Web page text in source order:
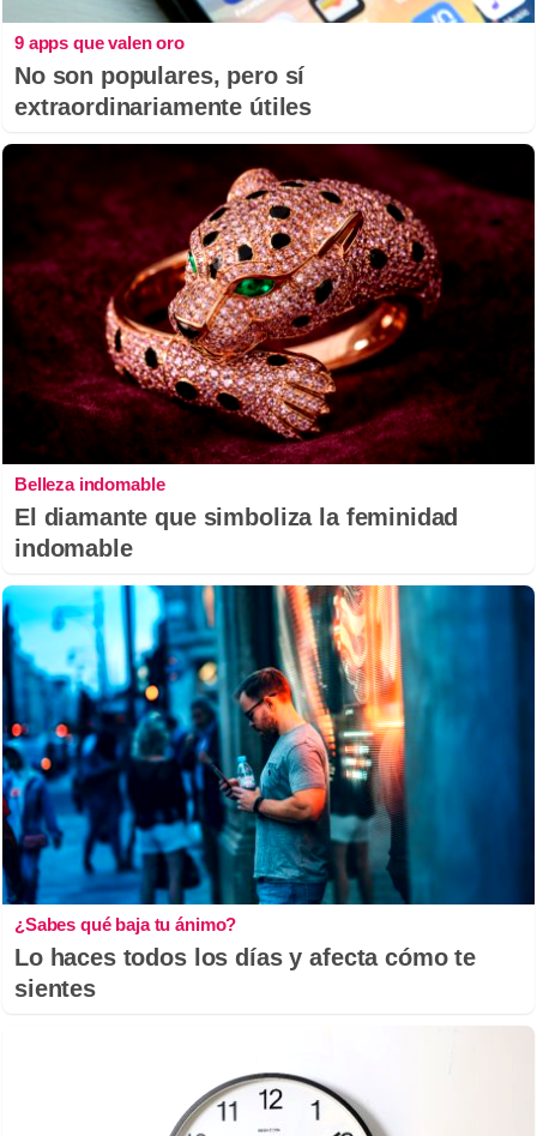
9 apps que valen oro
No son populares, pero sí
extraordinariamente útiles
Belleza indomable
El diamante que simboliza la feminidad
indomable
¿Sabes qué baja tu ánimo?
Lo haces todos los días y afecta cómo te
sientes